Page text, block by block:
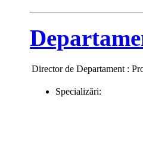
Director de Departament :
Specializări: